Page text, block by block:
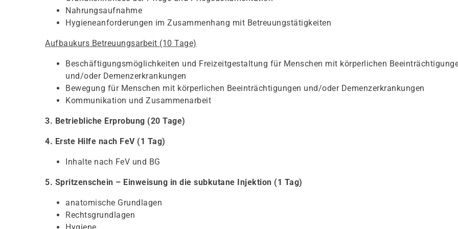
Nahrungsaufnahme
Hygieneanforderungen im Zusammenhang mit Betreuungstätigkeiten
Aufbaukurs Betreuungsarbeit (10 Tage)
Beschäftigungsmöglichkeiten und Freizeitgestaltung für Menschen mit körperlichen
und/oder Demenzerkrankungen
Bewegung für Menschen mit körperlichen Beeinträchtigungen und/oder Demenzerkrankungen
Kommunikation und Zusammenarbeit
3. Betriebliche Erprobung (20 Tage)
4. Erste Hilfe nach FeV (1 Tag)
Inhalte nach FeV und BG
5. Spritzenschein – Einweisung in die subkutane Injektion (1 Tag)
anatomische Grundlagen
Rechtsgrundlagen